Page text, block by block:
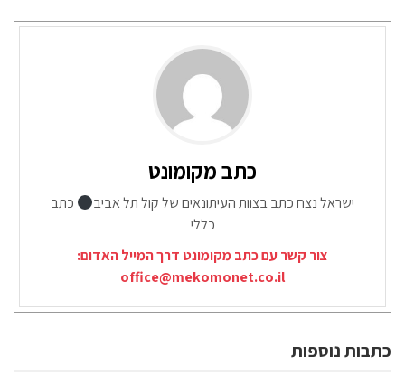
כתב מקומונט
ישראל נצח כתב בצוות העיתונאים של קול תל אביב
כתב
כללי
צור קשר עם כתב מקומונט דרך המייל האדום:
office@mekomonet.co.il
כתבות נוספות